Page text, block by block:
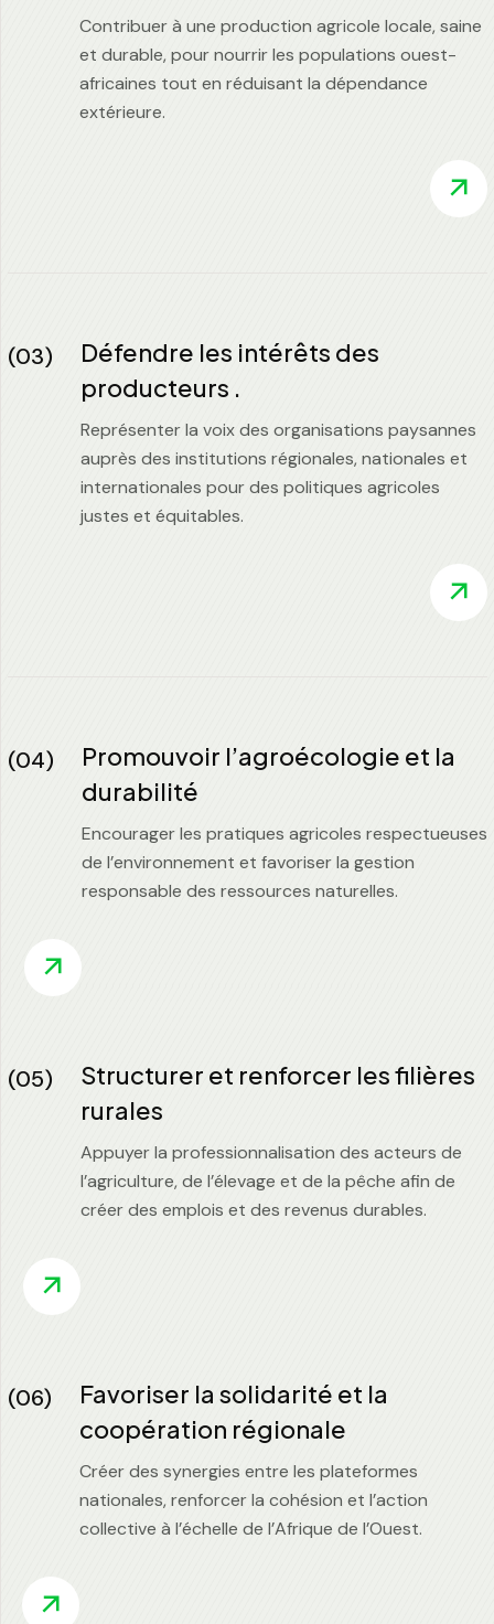
Contribuer à une production agricole locale, saine
et durable, pour nourrir les populations ouest-
africaines tout en réduisant la dépendance
extérieure.
(03)
Défendre les intérêts des
producteurs .
Représenter la voix des organisations paysannes
auprès des institutions régionales, nationales et
internationales pour des politiques agricoles
justes et équitables.
(04)
Promouvoir l’agroécologie et la
durabilité
Encourager les pratiques agricoles respectueuses
de l’environnement et favoriser la gestion
responsable des ressources naturelles.
(05)
Structurer et renforcer les filières
rurales
Appuyer la professionnalisation des acteurs de
l’agriculture, de l’élevage et de la pêche afin de
créer des emplois et des revenus durables.
(06)
Favoriser la solidarité et la
coopération régionale
Créer des synergies entre les plateformes
nationales, renforcer la cohésion et l’action
collective à l’échelle de l’Afrique de l’Ouest.